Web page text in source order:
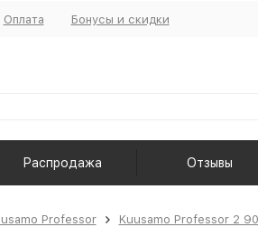
Оплата Бонусы и скидки
Распродажа Отзывы
Professor
Kuusamo Professor 2